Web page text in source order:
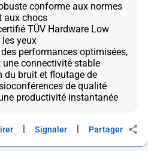
conforme aux normes
aux chocs
TÜV Hardware Low
yeux
performances optimisées,
une connectivité stable
du bruit et floutage de
de qualité
Signaler Partager